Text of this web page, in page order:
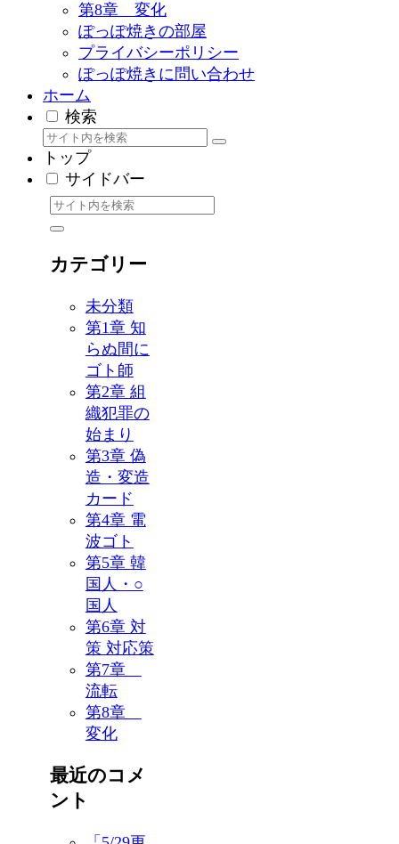
第8章 変化
ぽっぽ焼きの部屋
プライバシーポリシー
ぽっぽ焼きに問い合わせ
ホーム
検索
トップ
サイドバー
カテゴリー
未分類
第1章 知
らぬ間に
ゴト師
第2章 組
織犯罪の
始まり
第3章 偽
造・変造
カード
第4章 電
波ゴト
第5章 韓
国人・○
国人
第6章 対
策 対応策
第7章
流転
第8章
変化
最近のコメ
ント